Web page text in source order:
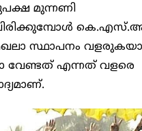
മുന്നണി
സ്ഥാപനം
എന്നത് വളരെ